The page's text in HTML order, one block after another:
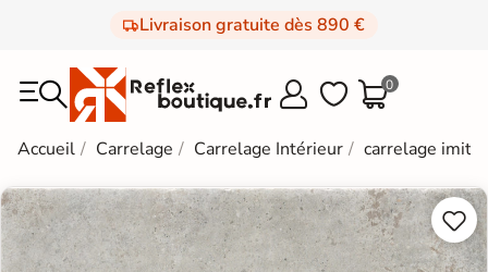
Livraison gratuite dès 890 €
  0
Accueil Carrelage Carrelage Intérieur carrelage

